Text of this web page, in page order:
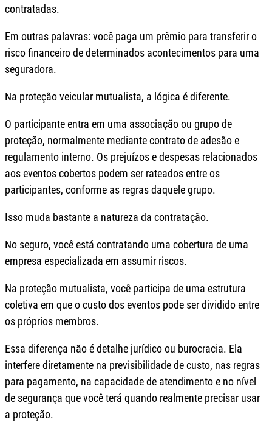
contratadas.
Em outras palavras: você paga um prêmio para transferir o
risco financeiro de determinados acontecimentos para uma
seguradora.
Na proteção veicular mutualista, a lógica é diferente.
O participante entra em uma associação ou grupo de
proteção, normalmente mediante contrato de adesão e
regulamento interno. Os prejuízos e despesas relacionados
aos eventos cobertos podem ser rateados entre os
participantes, conforme as regras daquele grupo.
Isso muda bastante a natureza da contratação.
No seguro, você está contratando uma cobertura de uma
empresa especializada em assumir riscos.
Na proteção mutualista, você participa de uma estrutura
coletiva em que o custo dos eventos pode ser dividido entre
os próprios membros.
Essa diferença não é detalhe jurídico ou burocracia. Ela
interfere diretamente na previsibilidade de custo, nas regras
para pagamento, na capacidade de atendimento e no nível
de segurança que você terá quando realmente precisar usar
a proteção.